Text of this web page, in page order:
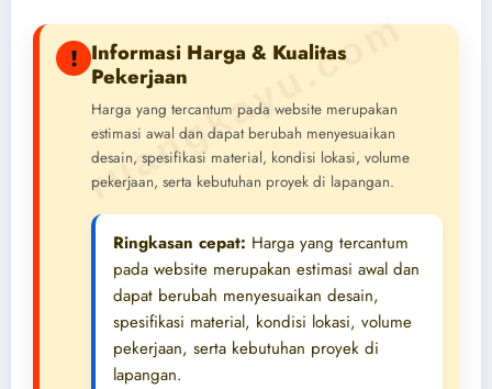
! Informasi Harga & Kualitas
Pekerjaan
Harga yang tercantum pada website merupakan
estimasi awal dan dapat berubah menyesuaikan
desain, spesifikasi material, kondisi lokasi, volume
pekerjaan, serta kebutuhan proyek di lapangan.
Ringkasan cepat: Harga yang tercantum
pada website merupakan estimasi awal dan
dapat berubah menyesuaikan desain,
spesifikasi material, kondisi lokasi, volume
pekerjaan, serta kebutuhan proyek di
lapangan.
ruangkayu.com